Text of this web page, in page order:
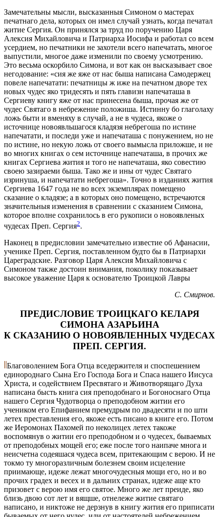
Замечательны мысли, высказанныя Симоном о мастерах
печатнаго дела, которых он имел случай узнать, когда печатал
житие Сергия. Он принялся за труд по поручению Царя
Алексия Михайловича и Патриарха Иосифа и работал со всем
усердием, но печатники не захотели всего напечатать, многое
выпустили, многое даже изменили по своему усмотрению.
Это весьма оскорбило Симона, и вот как он высказывает свое
негодование: «сия же яже от нас быша написана Самодержец
повеле напечатати: печатницы ж иже на печатном дворе тех
новых чудес яко тридесять и пять главизн напечаташа в
Сергиеву книгу яже от нас принесена быша, прочая же от
чудес Святаго в небрежение положиша. Истинну бо глаголаху
ложь быти и вменяху в случай, а не в чудеса, якоже о
источнице новоявльшагося кладязя небрегоша по истине
напечатати, и последи уже и напечаташа с понужением, но не
по истине, но некую ложь от своего вымысла приложше, и не
во многих книгах о сем источнице напечаташа, в прочих же
книгах Сергиева жития и того не напечаташа, яко совестию
своею зазираеми быша. Тако же и ины от чудес Святаго
изринуша, и напечатати небрегоша». Точно в изданиях жития
Сергиева 1647 года не во всех экземплярах помещено
сказание о кладязе; а в которых оно помещено, встречаются
значительныя изменения в сравнении с сказанием Симона,
которое вполне сохранилось в его рукописи о новоявленых
чудесах Преп. Сергия2.
Наконец в предисловии замечательно известие об Афанасии,
ученике Преп. Сергия, поставленном будто бы в Патриархи
Цареградские. Разговор Царя Алексия Михайловича с
Симоном также достоин внимания, поколику показывает
высокое уважение Царя к основателю Троицкой Лавры
С. Смирнов.
ПРЕДИСЛОВИЕ ТРОИЦКАГО КЕЛАРЯ
СИМОНА АЗАРЬИНА
К СКАЗАНИЮ О НОВОЯВЛЕННЫХ ЧУДЕСАХ
ПРЕП. СЕРГИЯ.
Благоволением Бога Отца вседержителя и споспешением
единороднаго Сына Его Господа Бога и Спаса нашего Иисуса
Христа, и содействием Пресвятаго и Животворящаго Духа
написана бысть книга сия преподобнаго и Богоноснаго Отца
нашего Сергия Чудотворца о преподобном житии его
учеником его Епифанием премудрым по двадесяти и по шти
летех преставления его, якоже есть писано в книге его. Потом
же Иеромонах Пахомей по неколицех летех такоже
воспомянув о житии его преподобном и о чудесех, бываемых
от преподобных мощей его; еже после того наипаче многа и
неисчетна содеяшася чудеса всем, притекающим с верою. И не
токмо ту многоразличным болезнем своим исцеление
приимающе, идеже лежат многочудесныя мощи его, но и во
прочих градех и весех и в дальних странах, идеже аще кто
призовет с верою имя его святое. Много же лет преиде, яко
близь двою сот лет и вящше, отнележе житие святаго
написано, и никтоже не дерзнув в книгу жития его приписати